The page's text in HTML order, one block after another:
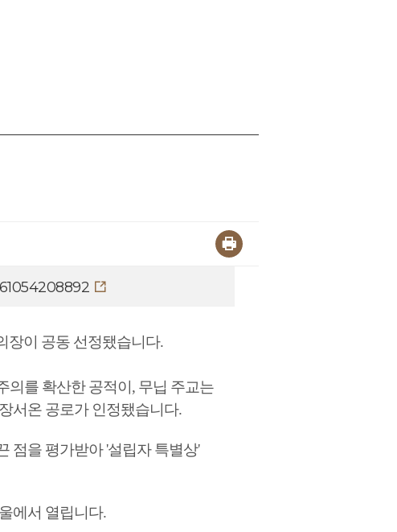
장이 공동 선정됐습니다.
의를 확산한 공적이, 무닙 주교는
서온 공로가 인정됐습니다.
점을 평가받아 '설립자 특별상'
에서 열립니다.